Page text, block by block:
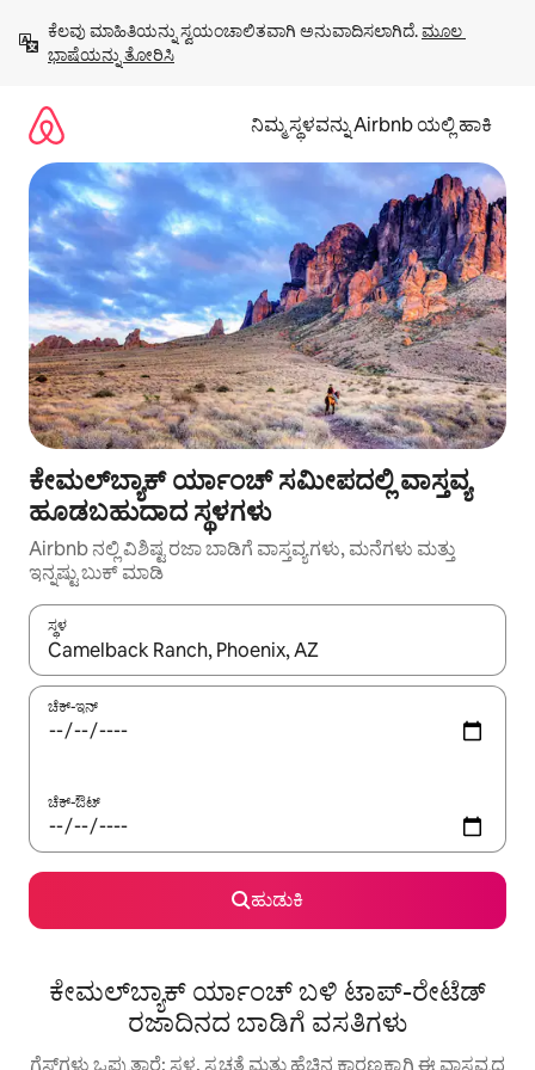
ಹೋಗಿ
ಕೆಲವು ಮಾಹಿತಿಯನ್ನು ಸ್ವಯಂಚಾಲಿತವಾಗಿ ಅನುವಾದಿಸಲಾಗಿದೆ. ಮೂಲ
ಭಾಷೆಯನ್ನು ತೋರಿಸಿ
ನಿಮ್ಮ ಸ್ಥಳವನ್ನು Airbnb ಯಲ್ಲಿ ಹಾಕಿ
ಕೇಮಲ್‌ಬ್ಯಾಕ್ ರ್ಯಾಂಚ್ ಸಮೀಪದಲ್ಲಿ ವಾಸ್ತವ್ಯ
ಹೂಡಬಹುದಾದ ಸ್ಥಳಗಳು
Airbnb ನಲ್ಲಿ ವಿಶಿಷ್ಟ ರಜಾ ಬಾಡಿಗೆ ವಾಸ್ತವ್ಯಗಳು, ಮನೆಗಳು ಮತ್ತು
ಇನ್ನಷ್ಟು ಬುಕ್ ಮಾಡಿ
ಸ್ಥಳ
ಫಲಿತಾಂಶಗಳು ಲಭ್ಯವಿರುವಾಗ, ಅಪ್ ಮತ್ತು ಡೌನ್ ಬಾಣದ ಕೀಲಿಗಳೊಂದಿಗೆ
ಚೆಕ್-ಇನ್
ಚೆಕ್-ಔಟ್
ಹುಡುಕಿ
ಕೇಮಲ್‌ಬ್ಯಾಕ್ ರ್ಯಾಂಚ್ ಬಳಿ ಟಾಪ್-ರೇಟೆಡ್
ರಜಾದಿನದ ಬಾಡಿಗೆ ವಸತಿಗಳು
ಗೆಸ್ಟ್‌ಗಳು ಒಪ್ಪುತ್ತಾರೆ: ಸ್ಥಳ, ಸ್ವಚ್ಛತೆ ಮತ್ತು ಹೆಚ್ಚಿನ ಕಾರಣಕ್ಕಾಗಿ ಈ ವಾಸ್ತವ್ಯದ